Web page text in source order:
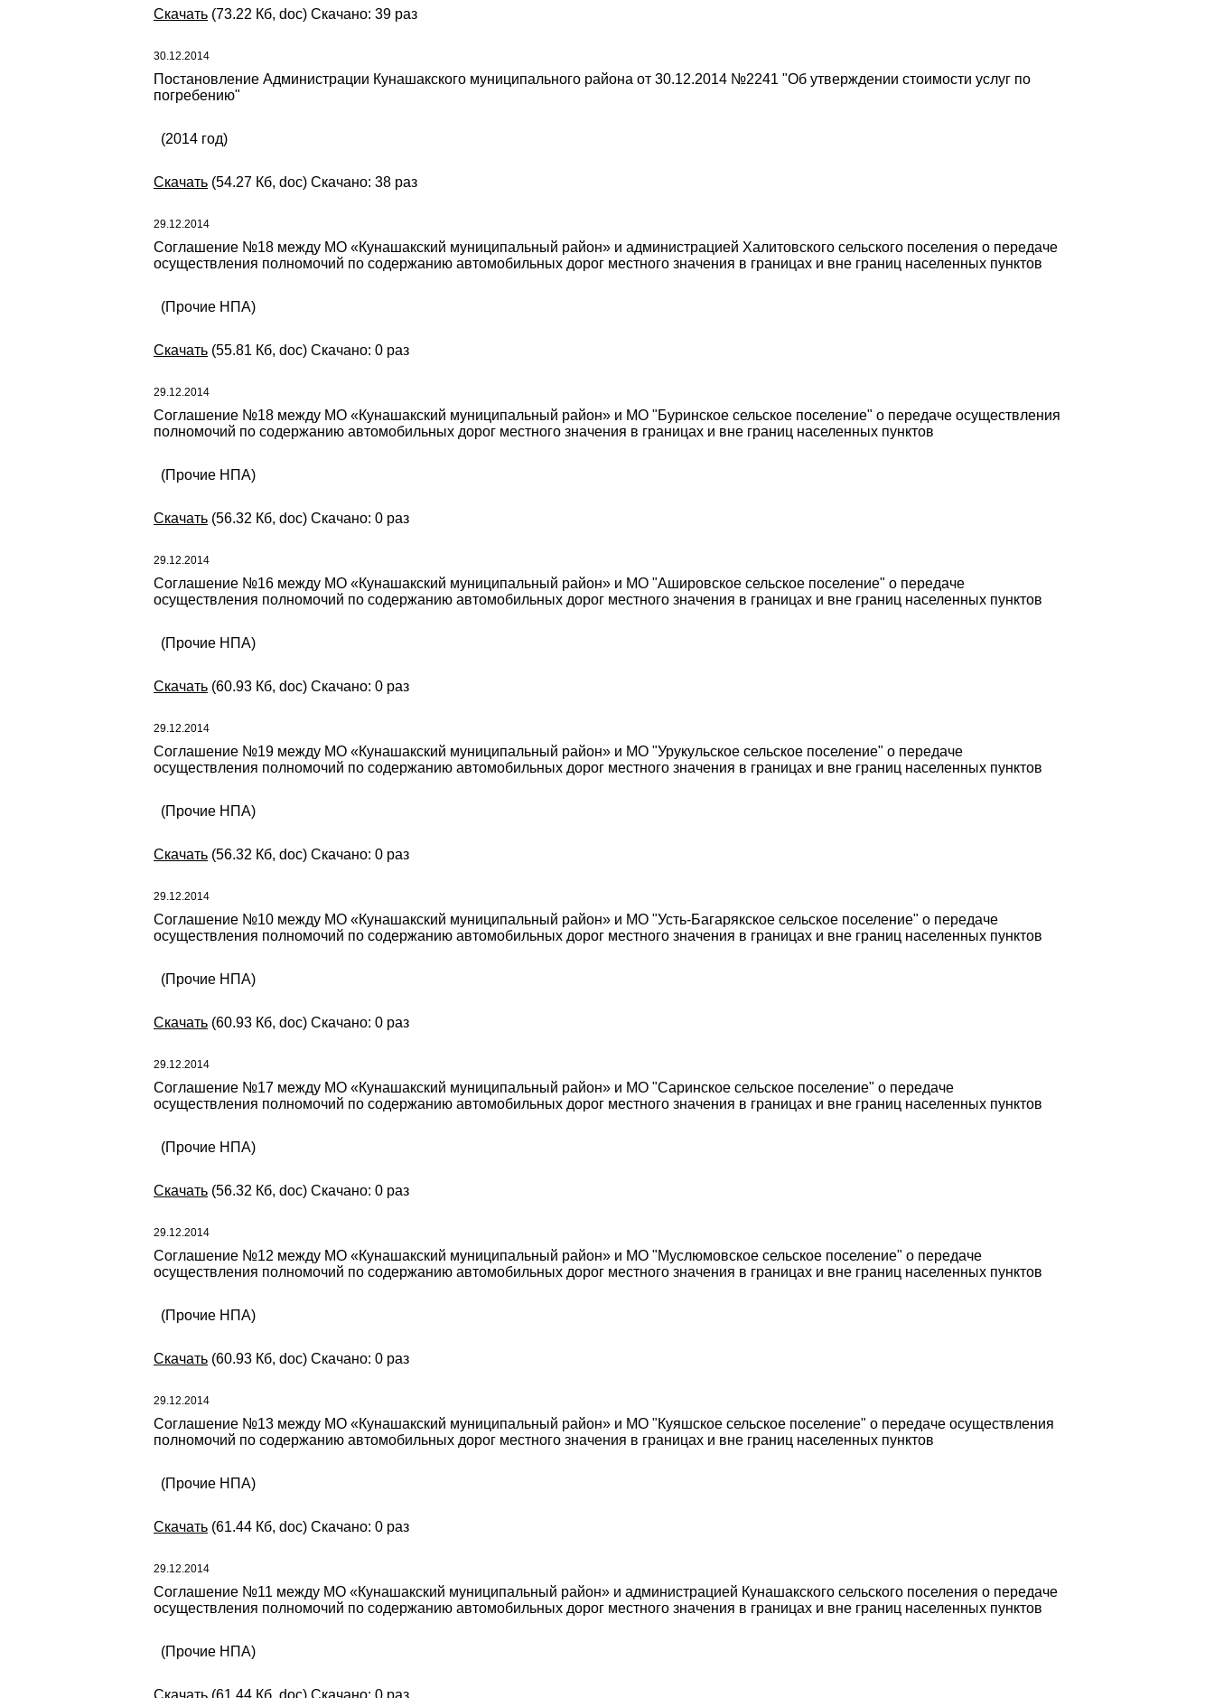
Скачать (73.22 Кб, doc) Скачано: 39 раз
30.12.2014
Постановление Администрации Кунашакского муниципального района от 30.12.2014 №2241 "Об утверждении стоимости услуг по
погребению"
(2014 год)
Скачать (54.27 Кб, doc) Скачано: 38 раз
29.12.2014
Соглашение №18 между МО «Кунашакский муниципальный район» и администрацией Халитовского сельского поселения о передаче
осуществления полномочий по содержанию автомобильных дорог местного значения в границах и вне границ населенных пунктов
(Прочие НПА)
Скачать (55.81 Кб, doc) Скачано: 0 раз
29.12.2014
Соглашение №18 между МО «Кунашакский муниципальный район» и МО "Буринское сельское поселение" о передаче осуществления
полномочий по содержанию автомобильных дорог местного значения в границах и вне границ населенных пунктов
(Прочие НПА)
Скачать (56.32 Кб, doc) Скачано: 0 раз
29.12.2014
Соглашение №16 между МО «Кунашакский муниципальный район» и МО "Ашировское сельское поселение" о передаче
осуществления полномочий по содержанию автомобильных дорог местного значения в границах и вне границ населенных пунктов
(Прочие НПА)
Скачать (60.93 Кб, doc) Скачано: 0 раз
29.12.2014
Соглашение №19 между МО «Кунашакский муниципальный район» и МО "Урукульское сельское поселение" о передаче
осуществления полномочий по содержанию автомобильных дорог местного значения в границах и вне границ населенных пунктов
(Прочие НПА)
Скачать (56.32 Кб, doc) Скачано: 0 раз
29.12.2014
Соглашение №10 между МО «Кунашакский муниципальный район» и МО "Усть-Багарякское сельское поселение" о передаче
осуществления полномочий по содержанию автомобильных дорог местного значения в границах и вне границ населенных пунктов
(Прочие НПА)
Скачать (60.93 Кб, doc) Скачано: 0 раз
29.12.2014
Соглашение №17 между МО «Кунашакский муниципальный район» и МО "Саринское сельское поселение" о передаче
осуществления полномочий по содержанию автомобильных дорог местного значения в границах и вне границ населенных пунктов
(Прочие НПА)
Скачать (56.32 Кб, doc) Скачано: 0 раз
29.12.2014
Соглашение №12 между МО «Кунашакский муниципальный район» и МО "Муслюмовское сельское поселение" о передаче
осуществления полномочий по содержанию автомобильных дорог местного значения в границах и вне границ населенных пунктов
(Прочие НПА)
Скачать (60.93 Кб, doc) Скачано: 0 раз
29.12.2014
Соглашение №13 между МО «Кунашакский муниципальный район» и МО "Куяшское сельское поселение" о передаче осуществления
полномочий по содержанию автомобильных дорог местного значения в границах и вне границ населенных пунктов
(Прочие НПА)
Скачать (61.44 Кб, doc) Скачано: 0 раз
29.12.2014
Соглашение №11 между МО «Кунашакский муниципальный район» и администрацией Кунашакского сельского поселения о передаче
осуществления полномочий по содержанию автомобильных дорог местного значения в границах и вне границ населенных пунктов
(Прочие НПА)
Скачать (61.44 Кб, doc) Скачано: 0 раз